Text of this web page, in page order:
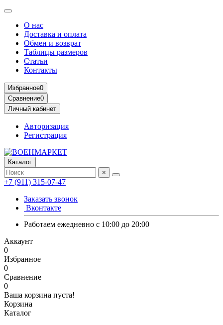
О нас
Доставка и оплата
Обмен и возврат
Таблицы размеров
Статьи
Контакты
Избранное0
Сравнение0
Личный кабинет
Авторизация
Регистрация
Каталог
×
+7 (911) 315-07-47
Заказать звонок
Вконтакте
Работаем ежедневно с 10:00 до 20:00
Аккаунт
0
Избранное
0
Сравнение
0
Ваша корзина пуста!
Корзина
Каталог